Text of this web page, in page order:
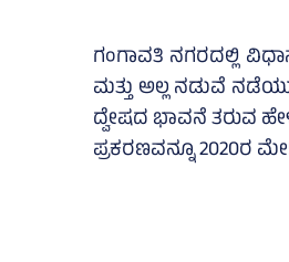
ಗಂಗಾವತಿ ನಗರದಲ್ಲಿ
ಮತ್ತು ಅಲ್ಲ ನಡುವೆ
ದ್ವೇಷದ ಭಾವನೆ ತರುವ
ಪ್ರಕರಣವನ್ನೂ